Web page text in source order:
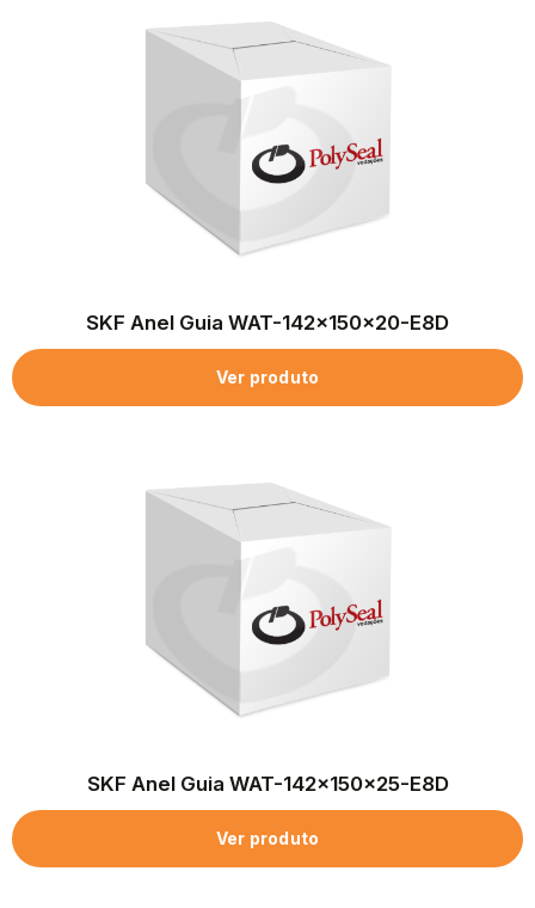
SKF Anel Guia WAT-142x150x20-E8D
Ver produto
SKF Anel Guia WAT-142x150x25-E8D
Ver produto